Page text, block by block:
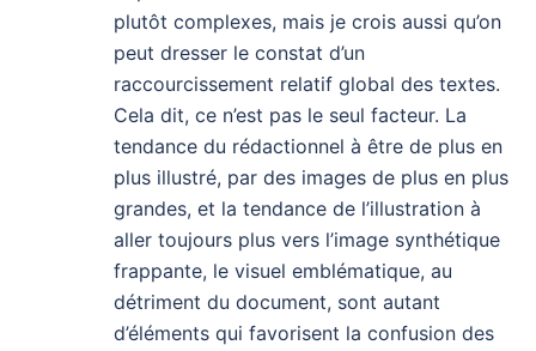
plutôt complexes, mais je crois aussi qu’on
peut dresser le constat d’un
raccourcissement relatif global des textes.
Cela dit, ce n’est pas le seul facteur. La
tendance du rédactionnel à être de plus en
plus illustré, par des images de plus en plus
grandes, et la tendance de l’illustration à
aller toujours plus vers l’image synthétique
frappante, le visuel emblématique, au
détriment du document, sont autant
d’éléments qui favorisent la confusion des